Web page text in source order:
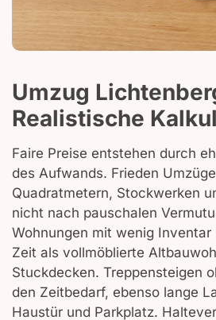
Umzug
Realistische
Faire Preise entstehen durch
des Aufwands. Frieden
Quadratmetern, Stockwerken
nicht nach pauschalen
Wohnungen mit wenig
Zeit als vollmöblierte
Stuckdecken. Treppensteigen
den Zeitbedarf, ebenso lange
Haustür und Parkplatz.